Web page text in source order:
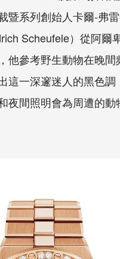
暨系列創始人卡爾-弗
Scheufele）從阿爾
他參考野生動物在晚間
這一深邃迷人的黑色調
夜間照明會為周遭的動